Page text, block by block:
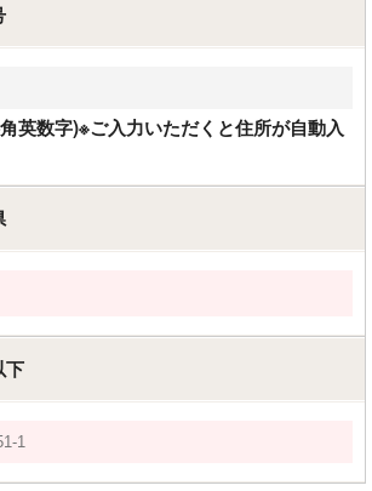
英数字)※ご入力いただくと住所が自動入
下